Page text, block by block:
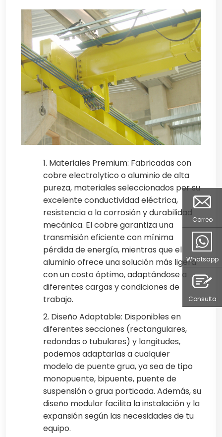
1. Materiales Premium: Fabricadas con
cobre electrolytico o aluminio de alta
pureza, materiales seleccionados por su
excelente conductividad eléctrica,
resistencia a la corrosión y durabilidad
mecánica. El cobre garantiza una
transmisión eficiente con mínima
pérdida de energía, mientras que el
aluminio ofrece una solución más ligera
con un costo óptimo, adaptándose a
diferentes cargas y condiciones de
trabajo.
2. Diseño Adaptable: Disponibles en
diferentes secciones (rectangulares,
redondas o tubulares) y longitudes,
podemos adaptarlas a cualquier
modelo de puente grua, ya sea de tipo
monopuente, bipuente, puente de
suspensión o grua porticada. Además, su
diseño modular facilita la instalación y la
expansión según las necesidades de tu
equipo.
Correo
Whatsapp
Consulta